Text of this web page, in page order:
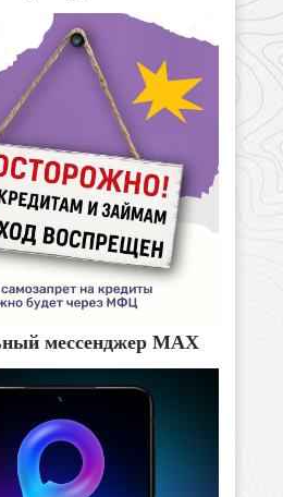
мессенджер MAX